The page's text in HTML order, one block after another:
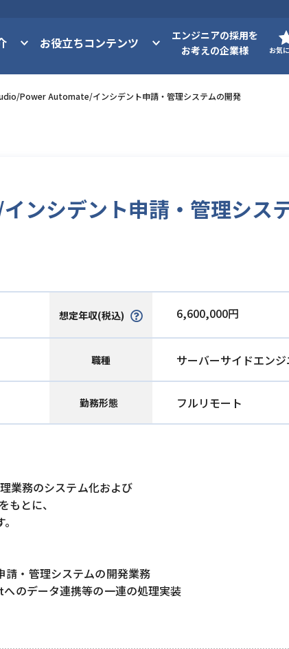
お役立ちコンテンツ
エンジニアの採用を
お考えの企業様
お気
Power Automate/インシデント申請・管理システムの開発
シデント申請・管理シス
想定年収(税込) 6,600,000円
職種 サーバーサイドエン
勤務形態 フルリモート
業務のシステム化および
とに、
・管理システムの開発業務
のデータ連携等の一連の処理実装